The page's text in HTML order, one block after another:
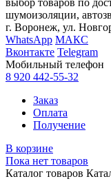
выбор товаров по
шумоизоляции,
г. Воронеж, ул.
WhatsApp МАКС
Вконтакте Telegram
Мобильный телефон
8 920 442-55-32
Заказ
Оплата
Получение
В корзине
Пока нет товаров
Каталог товаров